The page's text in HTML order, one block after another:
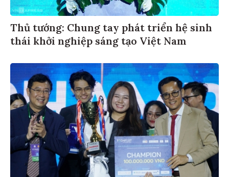
Thủ tướng: Chung tay phát triển hệ sinh
thái khởi nghiệp sáng tạo Việt Nam